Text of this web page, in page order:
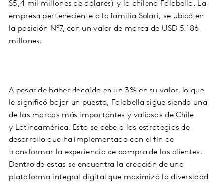
$5,4 mil millones de dólares)y la chilena Falabella. La
empresa perteneciente a la familia Solari, se ubicó en
la posición N°7, con un valor de marca de USD 5.186
millones.
A pesar de haber decaído en un 3%en su valor, lo que
le significó bajar un puesto, Falabella sigue siendo una
de las marcas más importantes y valiosas de Chile
y Latinoamérica. Esto se debe a las estrategias de
desarrollo que ha implementado con el fin de
transformar la experiencia de compra de los clientes.
Dentro de estas se encuentra la creación de una
plataforma integral digital que maximizó la diversidad